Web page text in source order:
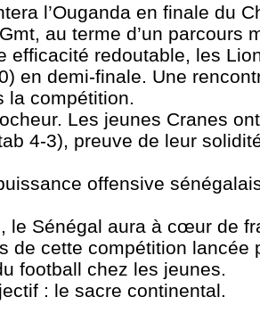
l’Ouganda en finale du
au terme d’un parcours
efficacité redoutable, les
en demi-finale. Une
la compétition.
Les jeunes Cranes
4-3), preuve de leur
offensive
le Sénégal aura à cœur de
de cette compétition lancée
football chez les jeunes.
: le sacre continental.